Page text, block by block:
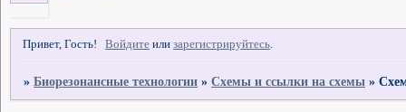
Привет, Гость! Войдите илизарегистрируйтесь.
»Биорезонансные технологии »Схемы и ссылки на схемы »